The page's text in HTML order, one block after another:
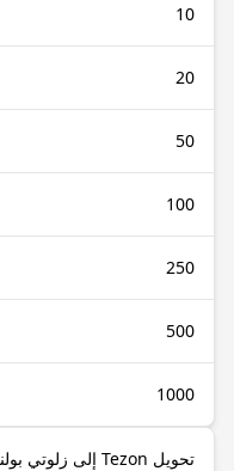
10
20
50
100
250
500
1000
تحويل Tezon إلى زلوتي بولندي